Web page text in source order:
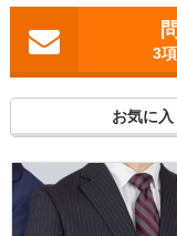
3
お気に